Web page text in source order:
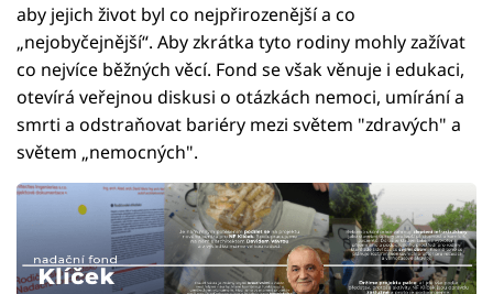
aby jejich život byl co nejpřirozenější a co
„nejobyčejnější“. Aby zkrátka tyto rodiny mohly zažívat
co nejvíce běžných věcí. Fond se však věnuje i edukaci,
otevírá veřejnou diskusi o otázkách nemoci, umírání a
smrti a odstraňovat bariéry mezi světem "zdravých" a
světem „nemocných".